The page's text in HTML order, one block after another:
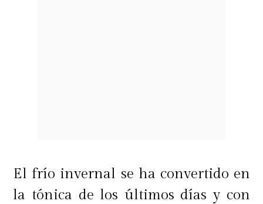
El frío invernal se ha convertido en
la tónica de los últimos días y con